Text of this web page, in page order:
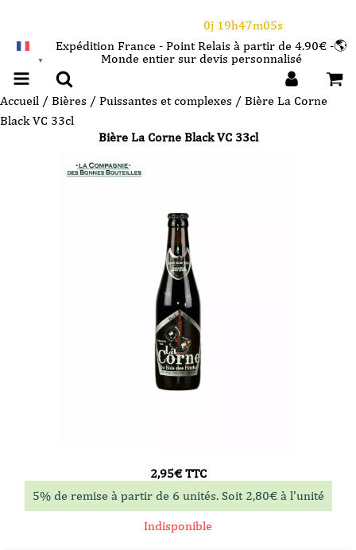
0j 19h47m04s
▼
Expédition France - Point Relais à partir de 4.90€ -🌎
Monde entier sur devis personnalisé
Accueil / Bières / Puissantes et complexes / Bière La Corne
Black VC 33cl
Bière La Corne Black VC 33cl
2,95€TTC
5% de remise à partir de 6 unités. Soit 2,80€à l'unité
Indisponible